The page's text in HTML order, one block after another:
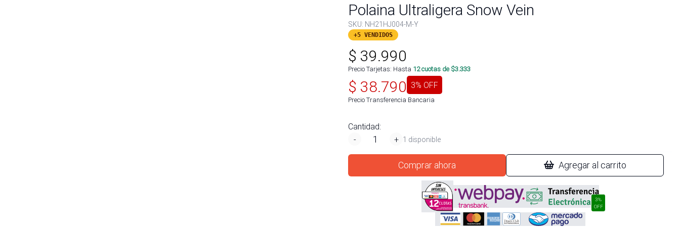
Polaina Ultraligera Snow Vein
SKU: NH21HJ004-M-Y
+5 VENDIDOS
$ 39.990
Precio Tarjetas: Hasta 12cuotas de $3.333
$ 38.790 3% OFF
Precio Transferencia Bancaria
Cantidad:
-
+ 1 disponible
Comprar ahora Agregar al carrito
3%
OFF